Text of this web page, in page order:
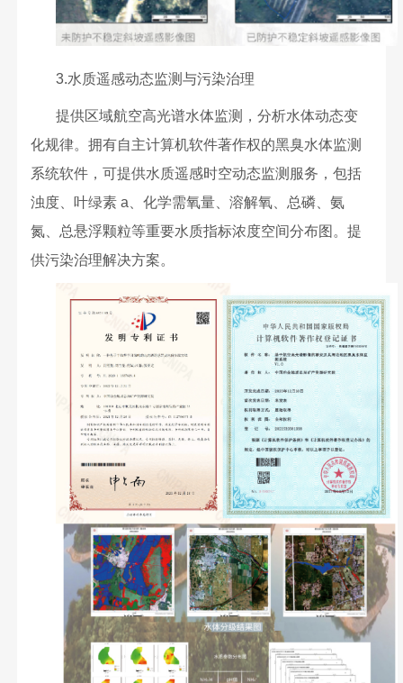
3.水质遥感动态监测与污染治理
提供区域航空高光谱水体监测，分析水体动态变
化规律。拥有自主计算机软件著作权的黑臭水体监测
系统软件，可提供水质遥感时空动态监测服务，包括
浊度、叶绿素 a、化学需氧量、溶解氧、总磷、氨
氮、总悬浮颗粒等重要水质指标浓度空间分布图。提
供污染治理解决方案。